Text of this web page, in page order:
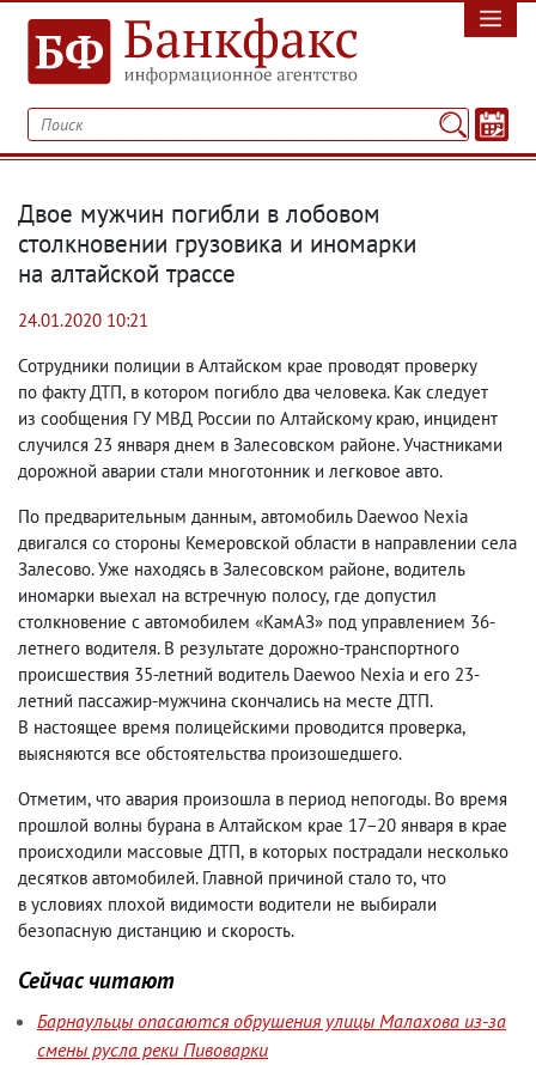
Двое мужчин погибли в лобовом
столкновении грузовика и иномарки
на алтайской трассе
24.01.2020 10:21
Сотрудники полиции в Алтайском крае проводят проверку
по факту ДТП, в котором погибло два человека. Как следует
из сообщения ГУ МВД России по Алтайскому краю, инцидент
случился 23 января днем в Залесовском районе. Участниками
дорожной аварии стали многотонник и легковое авто.
По предварительным данным, автомобиль Daewoo Nexia
двигался со стороны Кемеровской области в направлении села
Залесово. Уже находясь в Залесовском районе, водитель
иномарки выехал на встречную полосу, где допустил
столкновение с автомобилем «КамАЗ» под управлением 36-
летнего водителя. В результате дорожно-транспортного
происшествия 35-летний водитель Daewoo Nexia и его 23-
летний пассажир-мужчина скончались на месте ДТП.
В настоящее время полицейскими проводится проверка,
выясняются все обстоятельства произошедшего.
Отметим, что авария произошла в период непогоды. Во время
прошлой волны бурана в Алтайском крае 17−20 января в крае
происходили массовые ДТП, в которых пострадали несколько
десятков автомобилей. Главной причиной стало то, что
в условиях плохой видимости водители не выбирали
безопасную дистанцию и скорость.
Сейчас читают
Барнаульцы опасаются обрушения улицы Малахова из-за
смены русла реки Пивоварки